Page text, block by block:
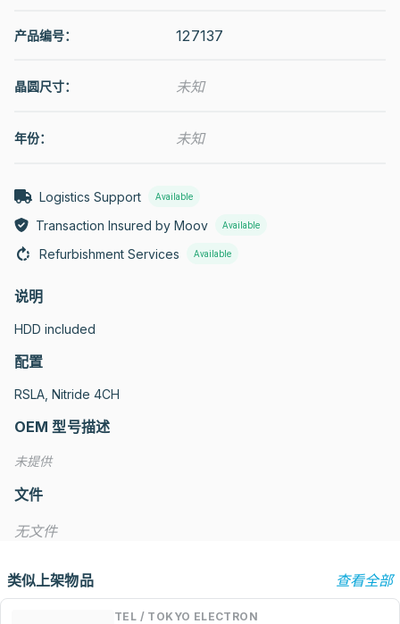
产品编号： 127137
晶圆尺寸： 未知
年份： 未知
Logistics Support Available
Transaction Insured by Moov Available
Refurbishment Services Available
说明
HDD included
配置
RSLA, Nitride 4CH
OEM 型号描述
未提供
文件
无文件
类似上架物品 查看全部
TEL / TOKYO ELECTRON